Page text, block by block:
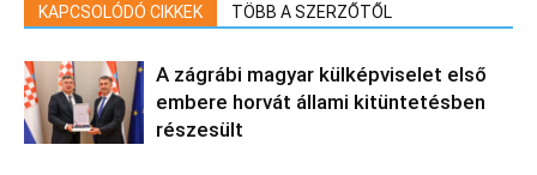
KAPCSOLÓDÓ CIKKEK TÖBB A SZERZŐTŐL
A zágrábi magyar külképviselet első
embere horvát állami kitüntetésben
részesült